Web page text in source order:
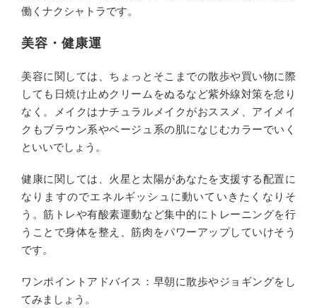
働くナクシャトラです。
美容・健康運
美容に関しては、ちょっとそこまでの散歩や買い物に際
しても日焼け止めクリームをぬるなど紫外線対策を怠り
なく。メイクはナチュラルメイクがおススメ、アイメイ
クもブラウン系やベージュ系の肌になじむカラーでいく
といいでしょう。
健康に関しては、火星と太陽があなたを支援する配置に
なりますのでエネルギッシュに動いていきたくなりそ
う。筋トレや有酸素運動など集中的にトレーニングを行
うことで身体を整え、筋肉をパワーアップしていけそう
です。
ワンポイントアドバイス：早朝に散歩やジョギングをし
てみましょう。